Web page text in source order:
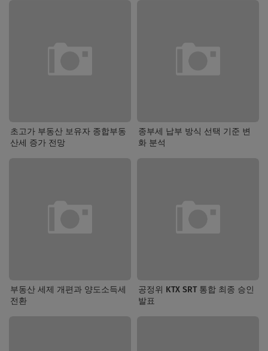
초고가 부동산 보유자 종합부동
산세 증가 전망
종부세 납부 방식 선택 기준 변
화 분석
부동산 세제 개편과 양도소득세
전환
공정위 KTX SRT 통합 최종 승인
발표